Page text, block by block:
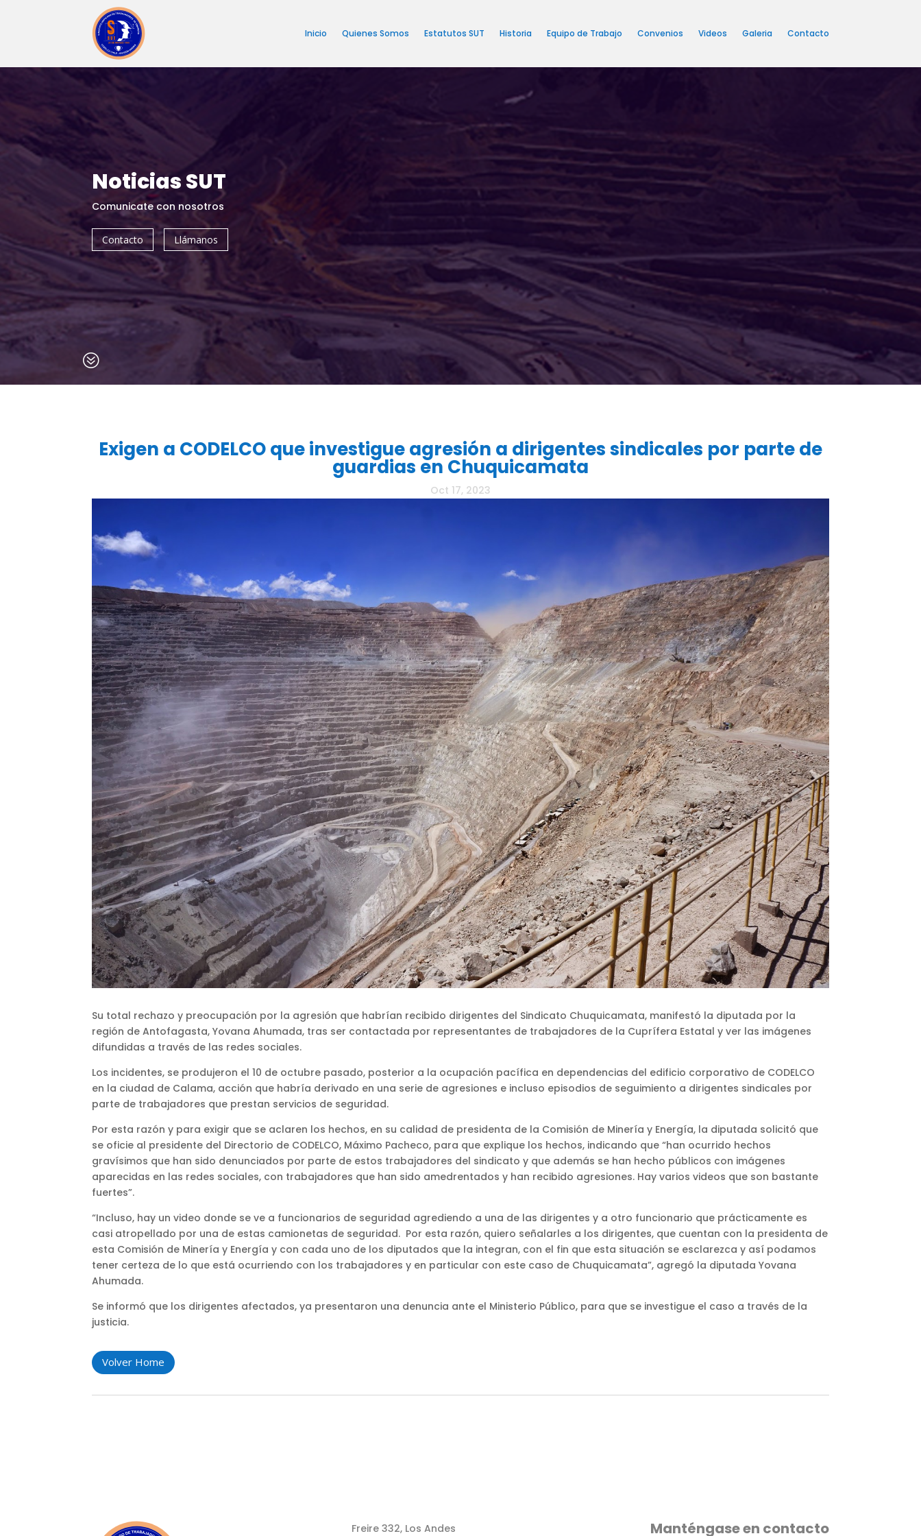
Inicio Quienes Somos Estatutos SUT Historia Equipo de Trabajo Convenios Videos Galeria Contacto
Noticias SUT
Comunicate con nosotros
Contacto Llámanos
?
Exigen a CODELCO que investigue agresión a dirigentes sindicales por parte de
guardias en Chuquicamata
Oct 17, 2023
Su total rechazo y preocupación por la agresión que habrían recibido dirigentes del Sindicato Chuquicamata, manifestó la diputada por la
región de Antofagasta, Yovana Ahumada, tras ser contactada por representantes de trabajadores de la Cuprífera Estatal y ver las imágenes
difundidas a través de las redes sociales.
Los incidentes, se produjeron el 10 de octubre pasado, posterior a la ocupación pacífica en dependencias del edificio corporativo de CODELCO
en la ciudad de Calama, acción que habría derivado en una serie de agresiones e incluso episodios de seguimiento a dirigentes sindicales por
parte de trabajadores que prestan servicios de seguridad.
Por esta razón y para exigir que se aclaren los hechos, en su calidad de presidenta de la Comisión de Minería y Energía, la diputada solicitó que
se oficie al presidente del Directorio de CODELCO, Máximo Pacheco, para que explique los hechos, indicando que “han ocurrido hechos
gravísimos que han sido denunciados por parte de estos trabajadores del sindicato y que además se han hecho públicos con imágenes
aparecidas en las redes sociales, con trabajadores que han sido amedrentados y han recibido agresiones. Hay varios videos que son bastante
fuertes”.
“Incluso, hay un video donde se ve a funcionarios de seguridad agrediendo a una de las dirigentes y a otro funcionario que prácticamente es
casi atropellado por una de estas camionetas de seguridad. Por esta razón, quiero señalarles a los dirigentes, que cuentan con la presidenta de
esta Comisión de Minería y Energía y con cada uno de los diputados que la integran, con el fin que esta situación se esclarezca y así podamos
tener certeza de lo que está ocurriendo con los trabajadores y en particular con este caso de Chuquicamata”, agregó la diputada Yovana
Ahumada.
Se informó que los dirigentes afectados, ya presentaron una denuncia ante el Ministerio Público, para que se investigue el caso a través de la
justicia.
Volver Home
Freire 332, Los Andes Manténgase en contacto